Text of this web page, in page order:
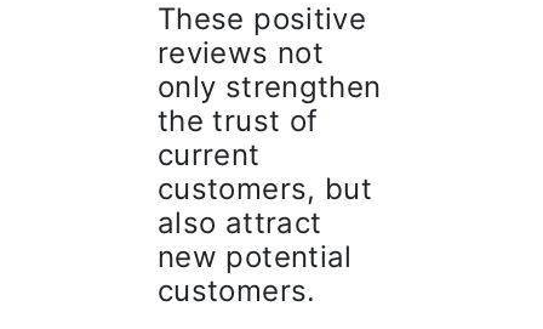
These positive
reviews not
only strengthen
the trust of
current
customers, but
also attract
new potential
customers.